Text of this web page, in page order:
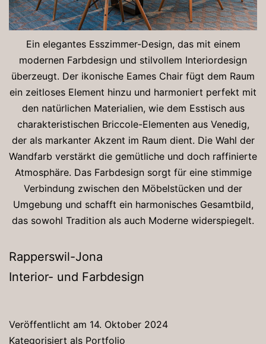
Ein elegantes Esszimmer-Design, das mit einem
modernen Farbdesign und stilvollem Interiordesign
überzeugt. Der ikonische Eames Chair fügt dem Raum
ein zeitloses Element hinzu und harmoniert perfekt mit
den natürlichen Materialien, wie dem Esstisch aus
charakteristischen Briccole-Elementen aus Venedig,
der als markanter Akzent im Raum dient. Die Wahl der
Wandfarb verstärkt die gemütliche und doch raffinierte
Atmosphäre. Das Farbdesign sorgt für eine stimmige
Verbindung zwischen den Möbelstücken und der
Umgebung und schafft ein harmonisches Gesamtbild,
das sowohl Tradition als auch Moderne widerspiegelt.
Rapperswil-Jona
Interior- und Farbdesign
Veröffentlicht am 14. Oktober 2024
Kategorisiert als Portfolio